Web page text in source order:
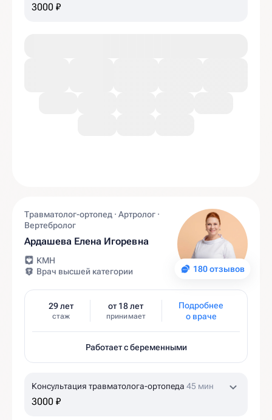
3000 ₽
180 отзывов
Травматолог-ортопед · Артролог ·
Вертебролог
Ардашева Елена Игоревна
КМН
Врач высшей категории
29 лет
стаж
от 18 лет
принимает
Подробнее
о враче
Работает с беременными
Консультация травматолога-ортопеда 45 мин
3000 ₽